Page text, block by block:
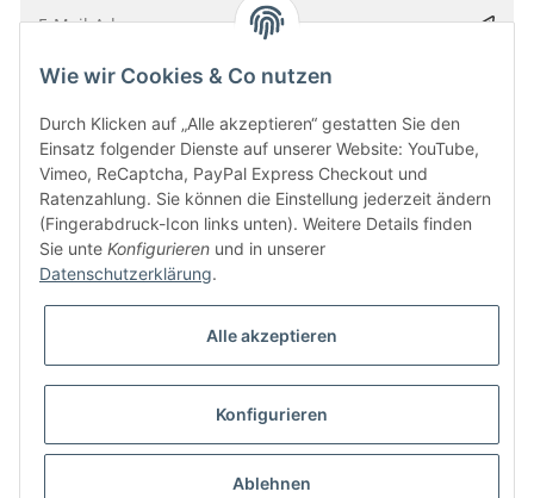
Bitte senden Sie mir entsprechend IhrerDatenschutzerklärung
* Alle Preise inkl. gesetzlicher USt., zzgl.
Besucherzähler: 5845549
UmsetzungVlarom E-Commerce Agentur| Powered byJTL-Shop|
CLEARIX JTL-Shop Template
Wie wir Cookies & Co nutzen
Durch Klicken auf „Alle akzeptieren“ gestatten Sie den
Einsatz folgender Dienste auf unserer Website: YouTube,
Vimeo, ReCaptcha, PayPal Express Checkout und
Ratenzahlung. Sie können die Einstellung jederzeit ändern
(Fingerabdruck-Icon links unten). Weitere Details finden
Sie unte Konfigurieren und in unserer
Datenschutzerklärung.
Alle akzeptieren
Konfigurieren
Ablehnen